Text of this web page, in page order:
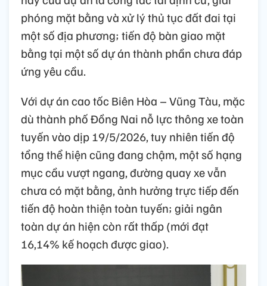
phóng mặt bằng và xử lý thủ tục đất đai tại
một số địa phương; tiến độ bàn giao mặt
bằng tại một số dự án thành phần chưa đáp
ứng yêu cầu.
Với dự án cao tốc Biên Hòa – Vũng Tàu, mặc
dù thành phố Đồng Nai nỗ lực thông xe toàn
tuyến vào dịp 19/5/2026, tuy nhiên tiến độ
tổng thể hiện cũng đang chậm, một số hạng
mục cầu vượt ngang, đường quay xe vẫn
chưa có mặt bằng, ảnh hưởng trực tiếp đến
tiến độ hoàn thiện toàn tuyến; giải ngân
toàn dự án hiện còn rất thấp (mới đạt
16,14% kế hoạch được giao).